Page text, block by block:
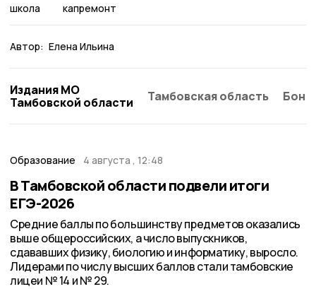
школа капремонт
Автор: Елена Ильина
Издания МО
Тамбовской области
Тамбовская область
Образование 4 августа , 12:48
В Тамбовской области подвели итоги
ЕГЭ-2026
Средние баллы по большинству предметов оказались
выше общероссийских, а число выпускников,
сдававших физику, биологию и информатику, выросло.
Лидерами по числу высших баллов стали тамбовские
лицеи № 14 и № 29.